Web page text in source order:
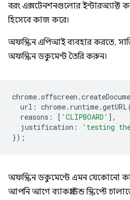
বরং এক্সটেনশনগুলোর ইন্টারঅ্যাক্ট
হিসেবে কাজ করে।
অফস্ক্রিন এপিআই ব্যবহার করতে,
অফস্ক্রিন ডকুমেন্ট তৈরি করুন।
chrome.offscreen .
url : chrome. runtime.getURL
reasons : [ 'CLIPBOARD' ],
justification : 'testing
});
অফস্ক্রিন ডকুমেন্টে এমন যেকোনো
আপনি আগে ব্যাকগ্রাউন্ড স্ক্রিপ্টে